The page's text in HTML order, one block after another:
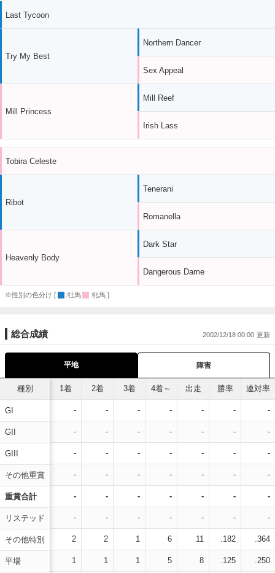
Last Tycoon
Try My Best
Mill Princess
Northern Dancer
Sex Appeal
Mill Reef
Irish Lass
Tobira Celeste
Ribot
Heavenly Body
Tenerani
Romanella
Dark Star
Dangerous Dame
※性別の色分け [ :牡馬 :牝馬 ]
総合成績 2002/12/18 00:00
平地 障害
種別
GI
GII
GIII
その他重賞
重賞合計
リステッド
その他特別
平場
1着 2着 3着 4着～ 出走 勝率 連対率
- - - - - - -
- - - - - - -
- - - - - - -
- - - - - - -
- - - - - - -
- - - - - - -
2 2 1 6 11 .182 .364
1 1 1 5 8 .125 .250